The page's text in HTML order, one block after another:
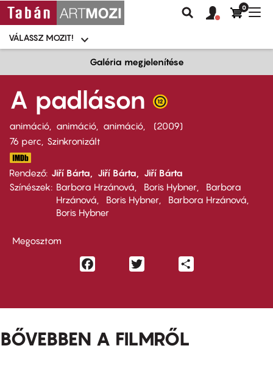
Moziválasztó
menü
VÁLASSZ MOZIT!
Keresés
Felhasználói
fiók
0
Galéria megjelenítése
A padláson
animáció animáció animáció
2009
76 perc,
Szinkronizált
Rendező Jiří Bárta Jiří Bárta
Jiří Bárta
Színészek
Barbora Hrzánová Boris Hybner
Barbora
Hrzánová
Boris Hybner
Barbora Hrzánová
Boris Hybner
Megosztom
Facebook
BŐVEBBEN A FILMRŐL